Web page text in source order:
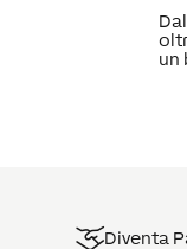
un
Diventa